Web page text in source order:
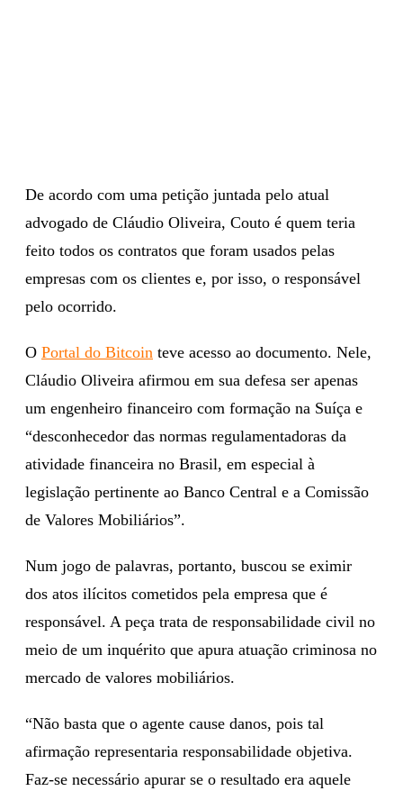
De acordo com uma petição juntada pelo atual
advogado de Cláudio Oliveira, Couto é quem teria
feito todos os contratos que foram usados pelas
empresas com os clientes e, por isso, o responsável
pelo ocorrido.
O Portal do Bitcoin teve acesso ao documento. Nele,
Cláudio Oliveira afirmou em sua defesa ser apenas
um engenheiro financeiro com formação na Suíça e
“desconhecedor das normas regulamentadoras da
atividade financeira no Brasil, em especial à
legislação pertinente ao Banco Central e a Comissão
de Valores Mobiliários”.
Num jogo de palavras, portanto, buscou se eximir
dos atos ilícitos cometidos pela empresa que é
responsável. A peça trata de responsabilidade civil no
meio de um inquérito que apura atuação criminosa no
mercado de valores mobiliários.
“Não basta que o agente cause danos, pois tal
afirmação representaria responsabilidade objetiva.
Faz-se necessário apurar se o resultado era aquele